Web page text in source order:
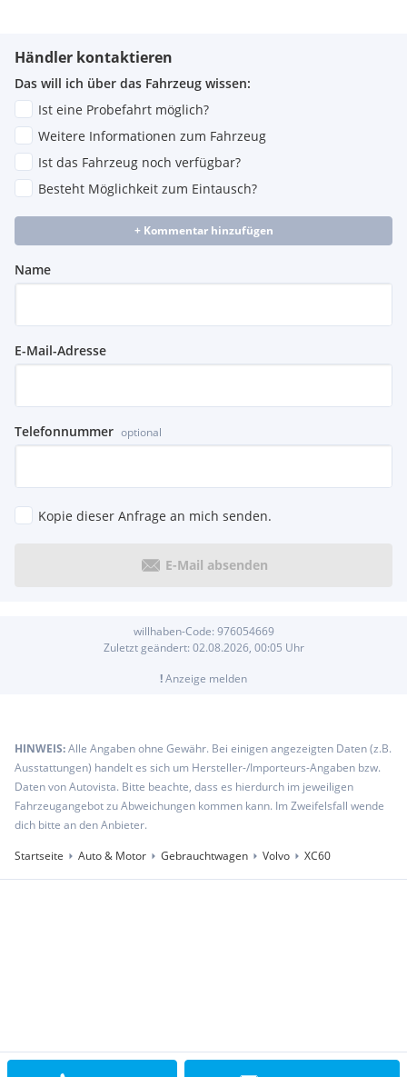
Händler kontaktieren
Das will ich über das Fahrzeug wissen:
Ist eine Probefahrt möglich?
Weitere Informationen zum Fahrzeug
Ist das Fahrzeug noch verfügbar?
Besteht Möglichkeit zum Eintausch?
+ Kommentar hinzufügen
Name
E-Mail-Adresse
Telefonnummer optional
Kopie dieser Anfrage an mich senden.
E-Mail absenden
willhaben-Code: 976054669
Zuletzt geändert: 02.08.2026, 00:05 Uhr
!Anzeige melden
HINWEIS:Alle Angaben ohne Gewähr. Bei einigen angezeigten Daten (z.B.
Ausstattungen) handelt es sich um Hersteller-/Importeurs-Angaben bzw.
Daten von Autovista. Bitte beachte, dass es hierdurch im jeweiligen
Fahrzeugangebot zu Abweichungen kommen kann. Im Zweifelsfall wende
dich bitte an den Anbieter.
Startseite
Auto & Motor Gebrauchtwagen Volvo XC60